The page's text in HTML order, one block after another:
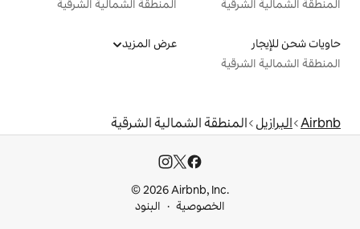
المنطقة الشمالية الشرقية
عرض المزيد
الشمالية الشرقية